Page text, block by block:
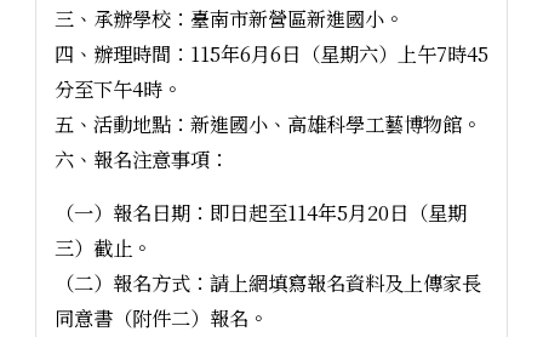
三、承辦學校：臺南市新營區新進國小。
四、辦理時間：115年6月6日（星期六）上午7時45
分至下午4時。
五、活動地點：新進國小、高雄科學工藝博物館。
六、報名注意事項：
（一）報名日期：即日起至114年5月20日（星期
三）截止。
（二）報名方式：請上網填寫報名資料及上傳家長
同意書（附件二）報名。